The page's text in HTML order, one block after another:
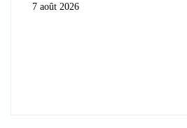
7 août 2026